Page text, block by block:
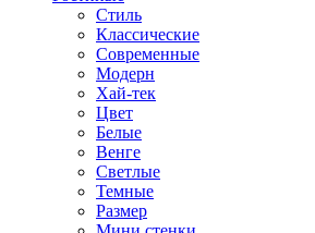
Стиль
Классические
Современные
Модерн
Хай-тек
Цвет
Белые
Венге
Светлые
Темные
Размер